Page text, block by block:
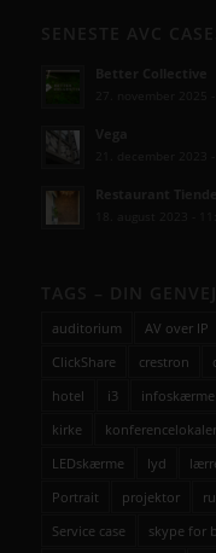
auditorium AV over IP
ClickShare
crestron
hotel
i3 infoskærme
kirke
konferencelokaler
LEDskærme
lyd
Portrait
projektor
Service case
skype for